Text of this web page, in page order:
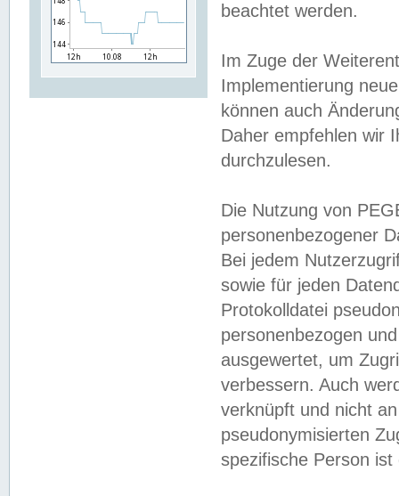
beachtet werden.
Im Zuge der
Implementierung
können auch
Daher empfehlen wir
durchzulesen.
Die Nutzung von
personenbezogener
Bei jedem
sowie für jeden
Protokolldatei
personenbezogen
ausgewertet, um
verbessern. Auch
verknüpft und nicht
pseudonymisierten
spezifische Person